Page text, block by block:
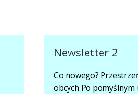
Newsletter 2
Co nowego?
obcych Po